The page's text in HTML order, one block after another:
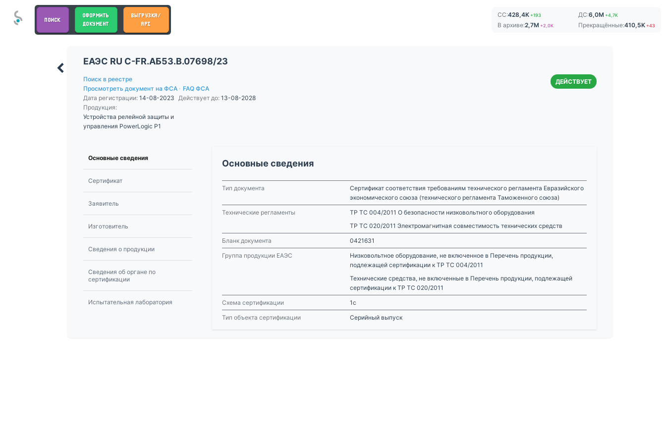
ПОИСК
ОФОРМИТЬ
ДОКУМЕНТ
ВЫГРУЗКА/
API
СС:428,4K+193 ДС:6,0M +4,7K
В архиве:2,7M +2,0K Прекращённые:410,5K +43
ЕАЭС RU С-FR.АБ53.В.07698/23
Поиск в реестре
Просмотреть документ на ФСА · FAQ ФСА
Дата регистрации: 14-08-2023 Действует до: 13-08-2028
Продукция:
Устройства релейной защиты и
управления PowerLogic P1
ДЕЙСТВУЕТ
Основные сведения
Сертификат
Заявитель
Изготовитель
Сведения о продукции
Сведения об органе по
сертификации
Испытательная лаборатория
Основные сведения
Тип документа
Сертификат соответствия требованиям технического регламента Евразийского
экономического союза (технического регламента Таможенного союза)
Технические регламенты
ТР ТС 004/2011 О безопасности низковольтного оборудования
ТР ТС 020/2011 Электромагнитная совместимость технических средств
Бланк документа
0421631
Группа продукции ЕАЭС
Низковольтное оборудование, не включенное в Перечень продукции,
подлежащей сертификации к ТР ТС 004/2011
Технические средства, не включенные в Перечень продукции, подлежащей
сертификации к ТР ТС 020/2011
Схема сертификации
1с
Тип объекта сертификации
Серийный выпуск